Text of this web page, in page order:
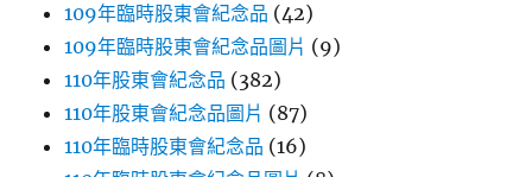
109年臨時股東會紀念品 (42)
109年臨時股東會紀念品圖片 (9)
110年股東會紀念品 (382)
110年股東會紀念品圖片 (87)
110年臨時股東會紀念品 (16)